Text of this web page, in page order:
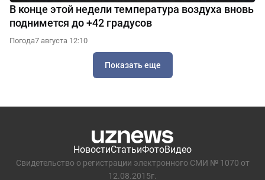
В конце этой недели температура воздуха вновь
поднимется до +42 градусов
Погода7 августа 12:10
Показать еще
НовостиСтатьиФотоВидео
Свидетельство о регистрации электронного СМИ № 1070 от
12.08.2015г.